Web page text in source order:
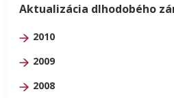
Aktualizácia dlhodobého
2010
2009
2008